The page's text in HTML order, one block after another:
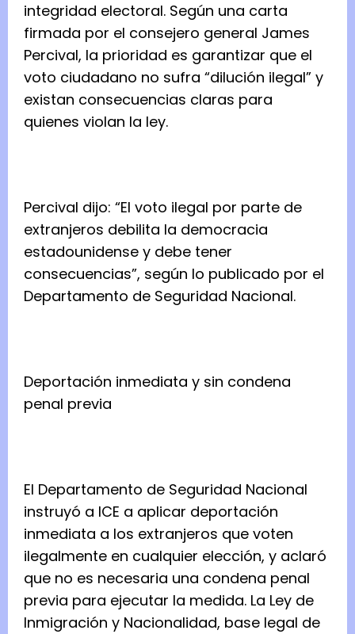
integridad electoral. Según una carta
firmada por el consejero general James
Percival, la prioridad es garantizar que el
voto ciudadano no sufra “dilución ilegal” y
existan consecuencias claras para
quienes violan la ley.
Percival dijo: “El voto ilegal por parte de
extranjeros debilita la democracia
estadounidense y debe tener
consecuencias”, según lo publicado por el
Departamento de Seguridad Nacional.
Deportación inmediata y sin condena
penal previa
El Departamento de Seguridad Nacional
instruyó a ICE a aplicar deportación
inmediata a los extranjeros que voten
ilegalmente en cualquier elección, y aclaró
que no es necesaria una condena penal
previa para ejecutar la medida. La Ley de
Inmigración y Nacionalidad, base legal de